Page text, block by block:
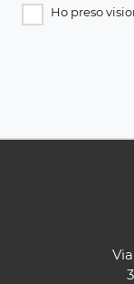
Ho preso